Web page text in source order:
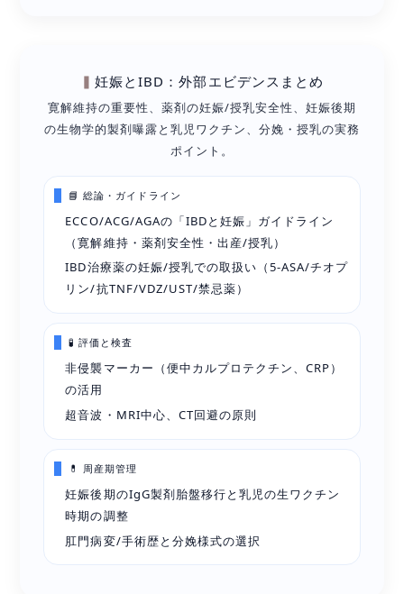
妊娠とIBD：外部エビデンスまとめ
寛解維持の重要性、薬剤の妊娠/授乳安全性、妊娠後期
の生物学的製剤曝露と乳児ワクチン、分娩・授乳の実務
ポイント。
📘 総論・ガイドライン
ECCO/ACG/AGAの「IBDと妊娠」ガイドライン
（寛解維持・薬剤安全性・出産/授乳）
IBD治療薬の妊娠/授乳での取扱い（5-ASA/チオプ
リン/抗TNF/VDZ/UST/禁忌薬）
🧪 評価と検査
非侵襲マーカー（便中カルプロテクチン、CRP）
の活用
超音波・MRI中心、CT回避の原則
💊 周産期管理
妊娠後期のIgG製剤胎盤移行と乳児の生ワクチン
時期の調整
肛門病変/手術歴と分娩様式の選択